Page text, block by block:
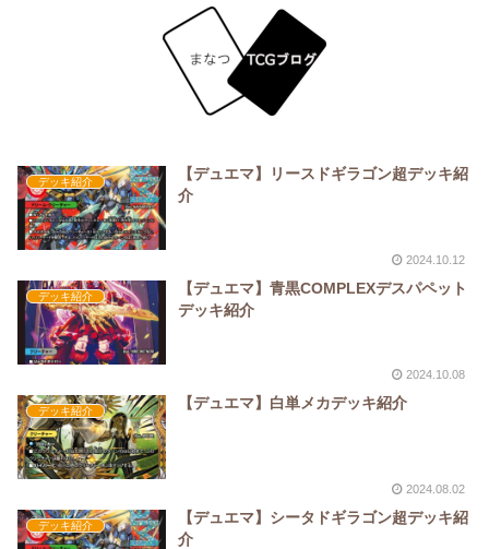
デッキ紹介
【デュエマ】リースドギラゴン超デッキ紹
介
2024.10.12
デッキ紹介
【デュエマ】青黒COMPLEXデスパペット
デッキ紹介
2024.10.08
デッキ紹介 【デュエマ】白単メカデッキ紹介
2024.08.02
デッキ紹介
【デュエマ】シータドギラゴン超デッキ紹
介